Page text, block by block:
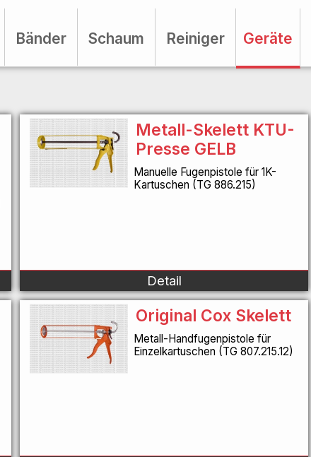
Bänder Schaum Reiniger Geräte
Metall-Skelett KTU-
Presse GELB
Manuelle Fugenpistole für 1K-
Kartuschen (TG 886.215)
Detail
Original Cox Skelett
Metall-Handfugenpistole für
Einzelkartuschen (TG 807.215.12)